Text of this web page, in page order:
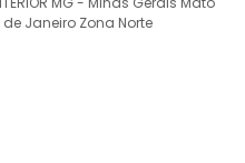
de Janeiro Zona Norte